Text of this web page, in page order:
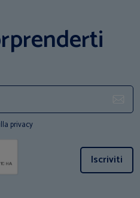
privacy
Iscriviti